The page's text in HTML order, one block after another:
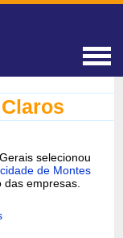
selecionou
de Montes
empresas.